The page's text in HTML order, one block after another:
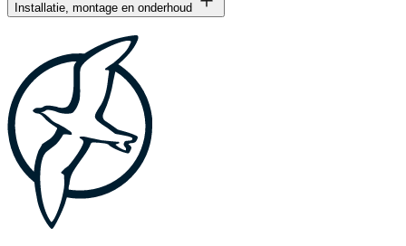
Installatie, montage en onderhoud